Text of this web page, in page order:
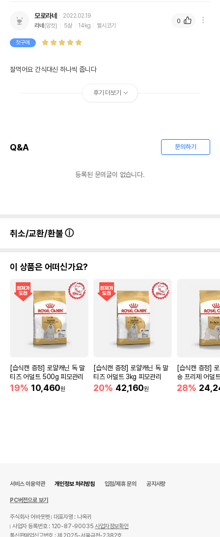
영양정보
조단백질
9%
1.18%
0%
탄수화물
상세 정보
원료구성
육류 및 육류산물(가금육, 쇠고기, 칠면조),곡물
(밀, 수수, 옥수수, 쌀),구연산,레시틴,글리세롤,
소금,아미노산(DL-메티오닌),미네랄합제(염화칼
륨,황산아연,요오드칼륨 등),보존료(소르빈산칼
륨),비타민합제(염화콜린,비타민E,비타민A,비타
민B2 등),착색료(식용색소적색제102호,식용색
제2호),야채(사탕무,완두콩,당근,토마토,호박),산
화방지제(BHA,BHT),해바라기유,혼합형 토코페
롤,이산화규소,천연향료
법에 의한 인증,허가 등을
받았음을 확인할수 있는
제조국 또는 원산지 호주
모로라네
2022.02.19
라네 (암컷) 5살 14kg 웰시코기
첫구매
잘먹어요 간식대신 하나씩 줍니다
0
후기 더보기
Q&A 문의하기
등록된 문의글이 없습니다.
취소/교환/환불
이 상품은 어떠신가요?
[습식캔 증정] 로얄캐닌 독 말
티즈 어덜트 500g 피모관리
19% 10,460원
[습식캔 증정] 로얄캐닌 독 말
티즈 어덜트 3kg 피모관리
20% 42,160원
[습식캔 증정]
숑 프리제 어덜
건강
28%
서비스 이용약관 개인정보 처리방침 입점/제휴 문의 공지사항
PC버전으로 보기
주식회사 어바웃펫
대표자명 : 나옥귀
사업자 등록번호 : 120-87-90035사업자정보확인
통신판매업신고번호 : 제 2025-서울금천-2382호